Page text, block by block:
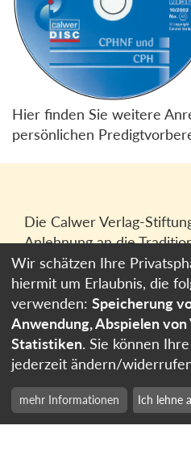
Hier finden Sie weitere
persönlichen
Die Calwer Verlag-
Anlehnung an die
gegründeten Calwer
heutigen Calwer Verlag
GmbHin Stuttgart.
Impressum
Cookie-Einstellungen
Wir schätzen Ihre
hiermit um Erlaubnis, die
verwenden: Speicherung
Anwendung, Abspielen
Statistiken. Sie können
jederzeit ändern/
mehr Informationen Ich lehne